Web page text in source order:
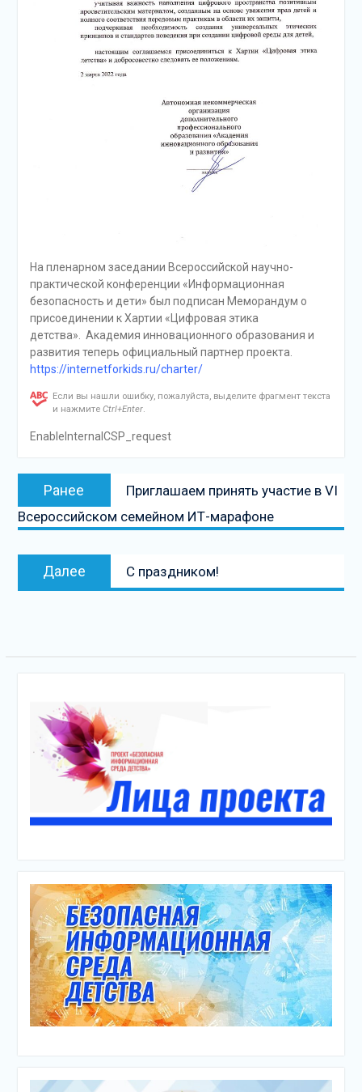
На пленарном заседании Всероссийской научно-
практической конференции «Информационная
безопасность и дети» был подписан Меморандум о
присоединении к Хартии «Цифровая этика
детства». Академия инновационного образования и
развития теперь официальный партнер проекта.
https://internetforkids.ru/charter/
Если вы нашли ошибку, пожалуйста, выделите фрагмент текста
и нажмите Ctrl+Enter.
EnableInternalCSP_request
Навигация
записям
Ранее
запись:
Приглашаем принять участие в VI
Всероссийском семейном ИТ-марафоне
Далее
запись
С праздником!